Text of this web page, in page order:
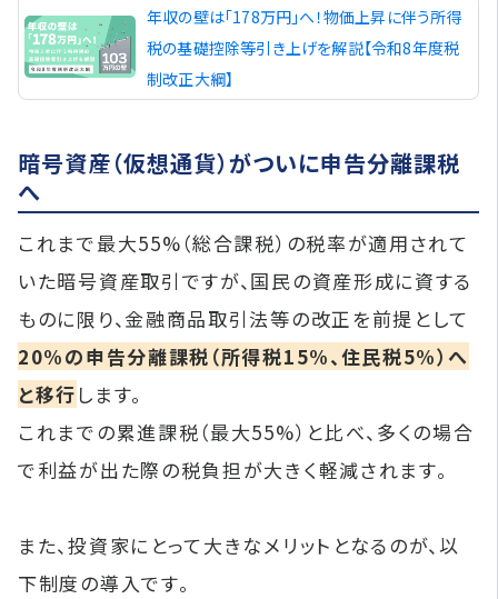
年収の壁は「178万円」へ！物価上昇に伴う所得
税の基礎控除等引き上げを解説【令和8年度税
制改正大綱】
暗号資産（仮想通貨）がついに申告分離課税
へ
これまで最大55%（総合課税）の税率が適用されて
いた暗号資産取引ですが、国民の資産形成に資する
ものに限り、金融商品取引法等の改正を前提として
20%の申告分離課税（所得税15%、住民税5%）へ
と移行 します。
これまでの累進課税（最大55%）と比べ、多くの場合
で利益が出た際の税負担が大きく軽減されます。
また、投資家にとって大きなメリットとなるのが、以
下制度の導入です。